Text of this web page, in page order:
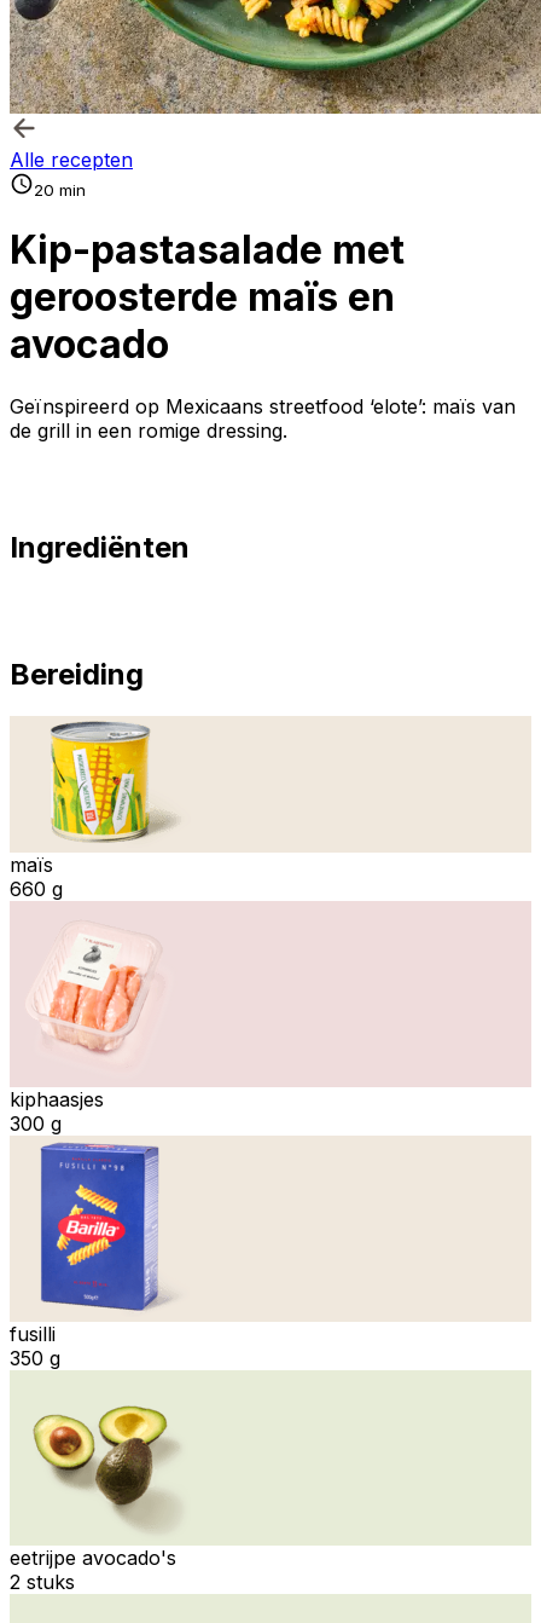
Alle recepten
20 min
Kip-pastasalade met
geroosterde maïs en
avocado
Geïnspireerd op Mexicaans streetfood ‘elote’: maïs van
de grill in een romige dressing.
Ingrediënten
Bereiding
maïs
660 g
kiphaasjes
300 g
fusilli
350 g
eetrijpe avocado's
2 stuks